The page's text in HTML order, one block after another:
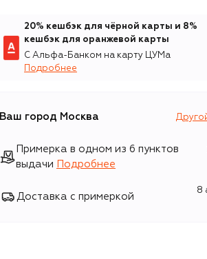
20% кешбэк для чёрной карты и 8%
кешбэк для оранжевой карты
С Альфа-Банком на карту ЦУМа
Подробнее
Ваш город Москва
Примерка в одном из 6 пунктов
выдачи
Подробнее
Доставка с примеркой
8